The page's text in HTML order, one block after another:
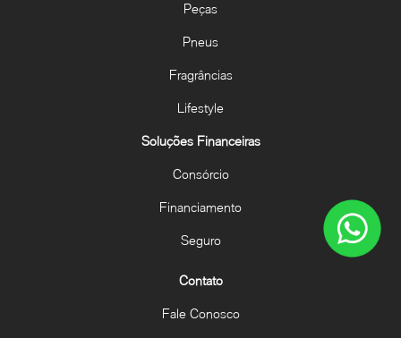
Peças
Pneus
Fragrâncias
Lifestyle
Soluções Financeiras
Consórcio
Financiamento
Seguro
Contato
Fale Conosco